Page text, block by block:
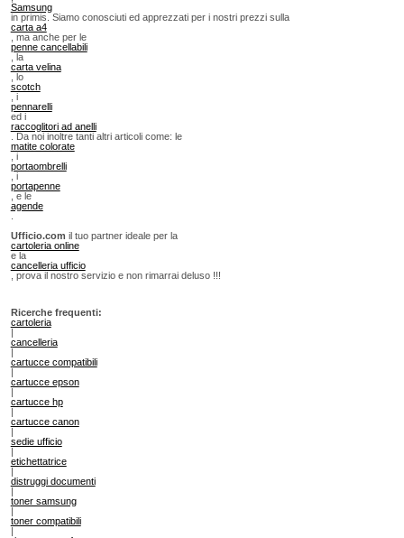
Samsung
in primis. Siamo conosciuti ed apprezzati per i nostri prezzi sulla
carta a4
, ma anche per le
penne cancellabili
, la
carta velina
, lo
scotch
, i
pennarelli
ed i
raccoglitori ad anelli
. Da noi inoltre tanti altri articoli come: le
matite colorate
, i
portaombrelli
, i
portapenne
, e le
agende
Ufficio.com il tuo partner ideale per la
cartoleria online
e la
cancelleria ufficio
, prova il nostro servizio e non rimarrai deluso !!!
Ricerche frequenti:
cartoleria
|
cancelleria
|
cartucce compatibili
|
cartucce epson
|
cartucce hp
|
cartucce canon
|
sedie ufficio
|
etichettatrice
|
distruggi documenti
|
toner samsung
|
toner compatibili
|